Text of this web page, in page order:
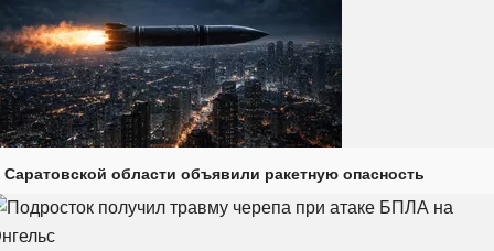
Саратовской области объявили ракетную опасность